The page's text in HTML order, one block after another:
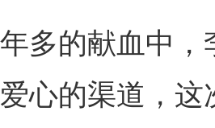
多的献血中
心的渠道，